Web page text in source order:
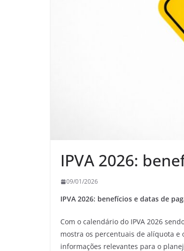
IPVA 2026:
09/01/2026
IPVA 2026: benefícios e datas de
Com o calendário do IPVA 2026
mostra os percentuais de alíquota e
informações relevantes para o